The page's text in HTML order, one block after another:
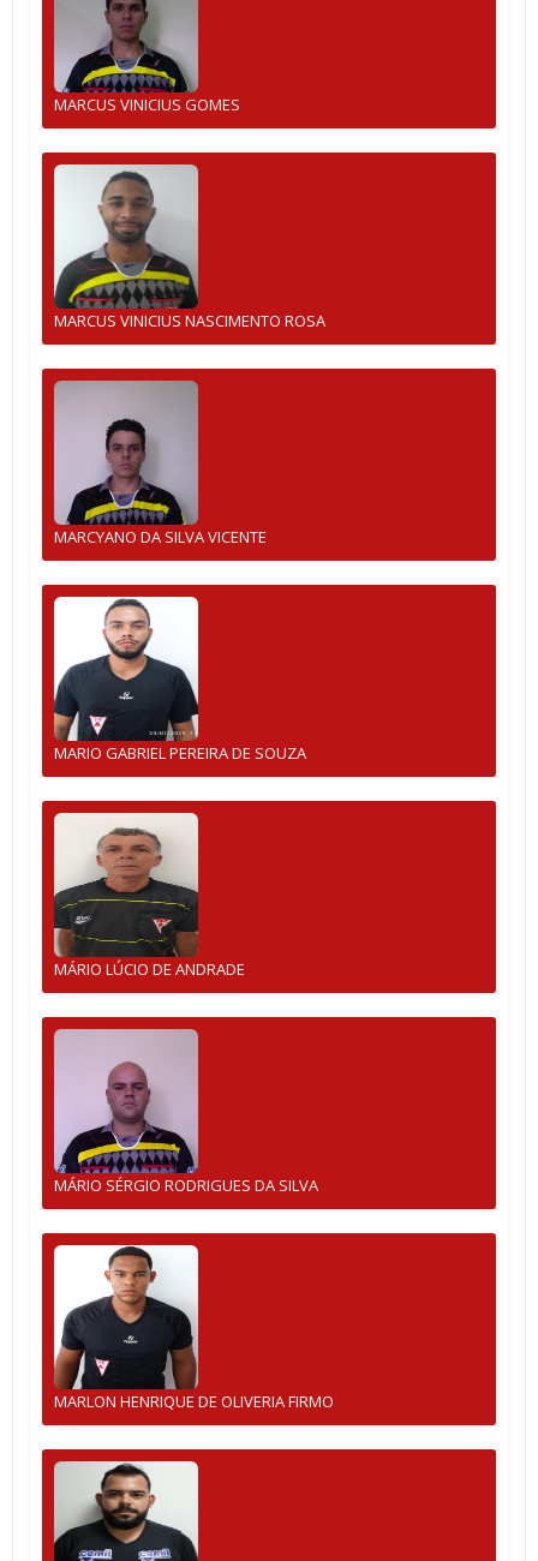
MARCUS VINICIUS GOMES
MARCUS VINICIUS NASCIMENTO ROSA
MARCYANO DA SILVA VICENTE
MARIO GABRIEL PEREIRA DE SOUZA
MÁRIO LÚCIO DE ANDRADE
MÁRIO SÉRGIO RODRIGUES DA SILVA
MARLON HENRIQUE DE OLIVERIA FIRMO